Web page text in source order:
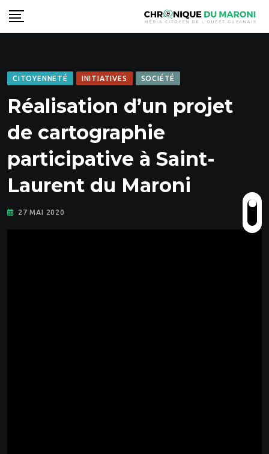
Skip
to
CITOYENNETÉ INITIATIVES SOCIÉTÉ
Réalisation d’un projet
de cartographie
participative à Saint-
Laurent du Maroni
27 MAI 2020